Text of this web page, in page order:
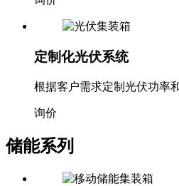
定制化光伏系统
根据客户需求定制光伏功率
询价
储能系列